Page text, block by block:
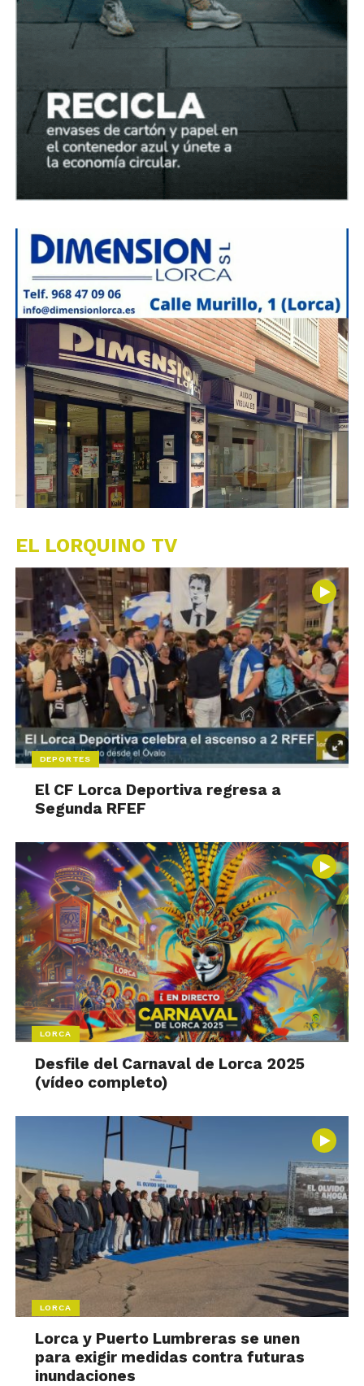
EL LORQUINO TV
DEPORTES
El CF Lorca Deportiva regresa a
Segunda RFEF
LORCA
Desfile del Carnaval de Lorca 2025
(vídeo completo)
LORCA
Lorca y Puerto Lumbreras se unen
para exigir medidas contra futuras
inundaciones